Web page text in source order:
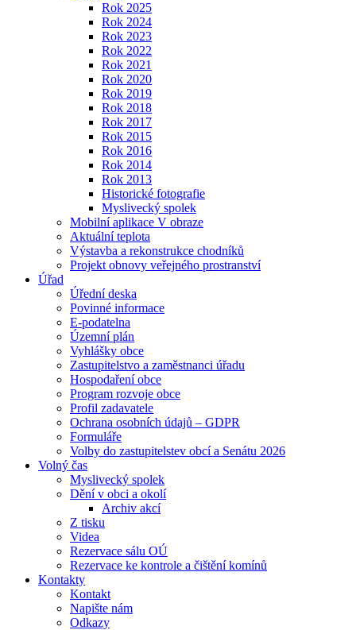
Rok 2025
Rok 2024
Rok 2023
Rok 2022
Rok 2021
Rok 2020
Rok 2019
Rok 2018
Rok 2017
Rok 2015
Rok 2016
Rok 2014
Rok 2013
Historické fotografie
Myslivecký spolek
Mobilní aplikace V obraze
Aktuální teplota
Výstavba a rekonstrukce chodníků
Projekt obnovy veřejného prostranství
Úřad
Úřední deska
Povinné informace
E-podatelna
Územní plán
Vyhlášky obce
Zastupitelstvo a zaměstnanci úřadu
Hospodaření obce
Program rozvoje obce
Profil zadavatele
Ochrana osobních údajů – GDPR
Formuláře
Volby do zastupitelstev obcí a Senátu 2026
Volný čas
Myslivecký spolek
Dění v obci a okolí
Archiv akcí
Z tisku
Videa
Rezervace sálu OÚ
Rezervace ke kontrole a čištění komínů
Kontakty
Kontakt
Napište nám
Odkazy